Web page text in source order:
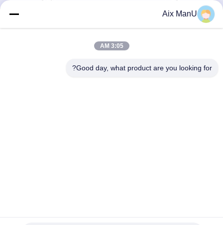
بهترین قیمت رو بدست بهترین قیمت رو بدست
Aix ManU
3:05 AM
Good day, what product are you looking for?